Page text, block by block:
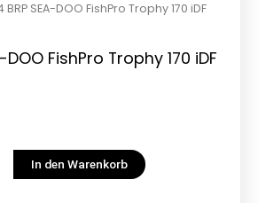
BRP SEA-DOO FishPro Trophy 170 iDF
DOO FishPro Trophy 170 iDF
In den Warenkorb